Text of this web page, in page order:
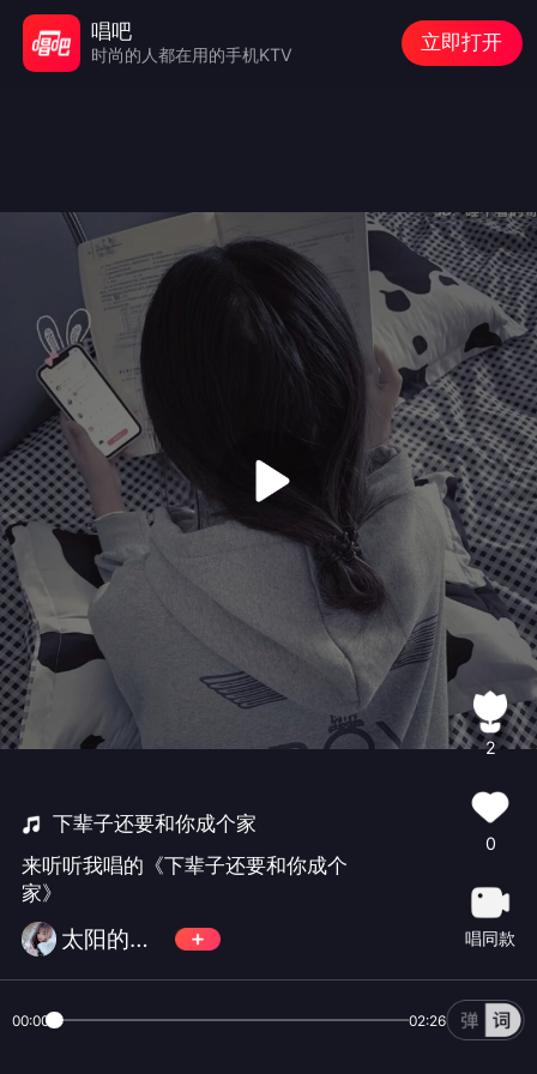
下辈子还要和你成个家
来听听我唱的《下辈子还要和你成个
家》
太阳的温度表情
2
0
唱同款
00:00 02:26
唱吧
时尚的人都在用的手机KTV
立即打开